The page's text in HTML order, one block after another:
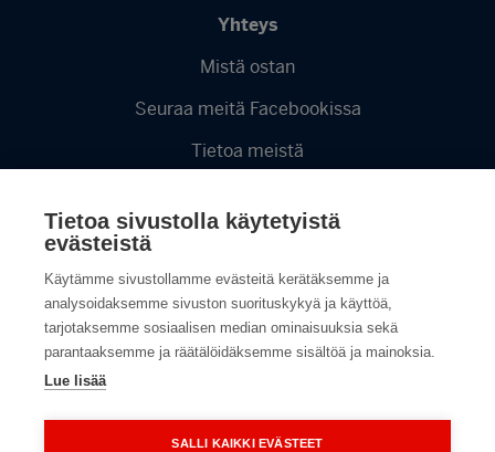
Yhteys
Mistä ostan
Seuraa meitä Facebookissa
Tietoa meistä
Tietosuojaseloste
Tietoa sivustolla käytetyistä
evästeistä
Käytämme sivustollamme evästeitä kerätäksemme ja
analysoidaksemme sivuston suorituskykyä ja käyttöä,
tarjotaksemme sosiaalisen median ominaisuuksia sekä
parantaaksemme ja räätälöidäksemme sisältöä ja mainoksia.
Lue lisää
SALLI KAIKKI EVÄSTEET